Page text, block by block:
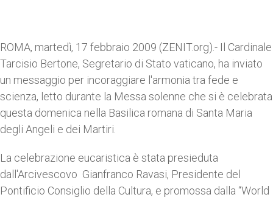
ROMA, martedì, 17 febbraio 2009 (ZENIT.org).- Il Cardinale
Tarcisio Bertone, Segretario di Stato vaticano, ha inviato
un messaggio per incoraggiare l'armonia tra fede e
scienza, letto durante la Messa solenne che si è celebrata
questa domenica nella Basilica romana di Santa Maria
degli Angeli e dei Martiri.
La celebrazione eucaristica è stata presieduta
dall'Arcivescovo Gianfranco Ravasi, Presidente del
Pontificio Consiglio della Cultura, e promossa dalla “World